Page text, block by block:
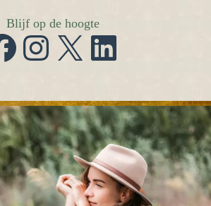
Blijf op de hoogte
Instagram
X LinkedIn